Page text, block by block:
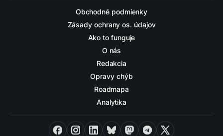
Obchodné podmienky
Zásady ochrany os. údajov
Ako to funguje
O nás
Redakcia
Opravy chýb
Roadmapa
Analytika